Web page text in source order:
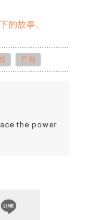
的故事。
月曆
the power